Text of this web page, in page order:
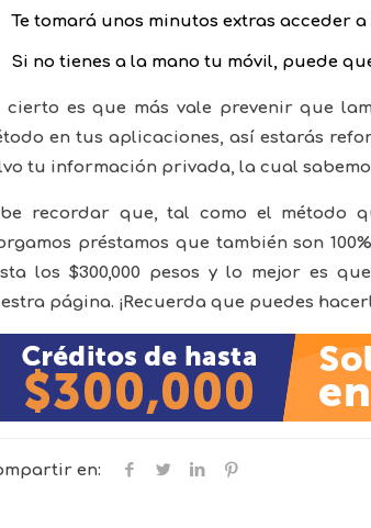
Te tomará unos minutos extras acceder a
Si no tienes a la mano tu móvil, puede
cierto es que más vale prevenir que
en tus aplicaciones, así estarás
tu información privada, la cual
recordar que, tal como el método
préstamos que también son
los $300,000 pesos y lo mejor es
página. ¡Recuerda que puedes
en: